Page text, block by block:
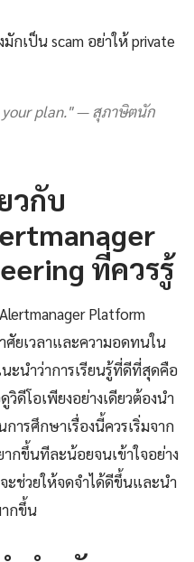
กเป็น scam อย่าให้ private
your plan." — สุภาษิตนัก
วกับ
ที่ควรรู้
Platform
ศัยเวลาและความอดทนใน
ะนำว่าการเรียนรู้ที่ดีที่สุดคือ
ดีโอเพียงอย่างเดียวต้องนำ
ารศึกษาเรื่องนี้ควรเริ่มจาก
กขึ้นทีละน้อยจนเข้าใจอย่าง
ะช่วยให้จดจำได้ดีขึ้นและนำ
กขึ้น